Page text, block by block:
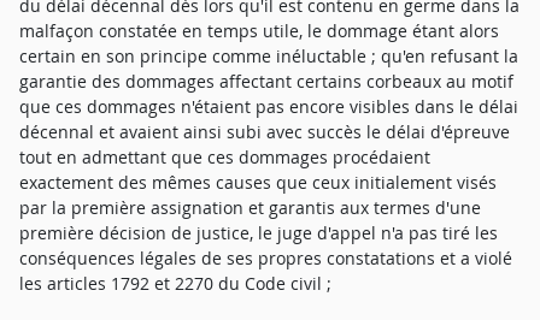
du délai décennal dès lors qu'il est contenu en germe dans la
malfaçon constatée en temps utile, le dommage étant alors
certain en son principe comme inéluctable ; qu'en refusant la
garantie des dommages affectant certains corbeaux au motif
que ces dommages n'étaient pas encore visibles dans le délai
décennal et avaient ainsi subi avec succès le délai d'épreuve
tout en admettant que ces dommages procédaient
exactement des mêmes causes que ceux initialement visés
par la première assignation et garantis aux termes d'une
première décision de justice, le juge d'appel n'a pas tiré les
conséquences légales de ses propres constatations et a violé
les articles 1792 et 2270 du Code civil ;